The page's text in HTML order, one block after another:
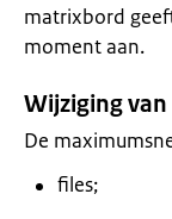
matrixbord
moment aan.
Wijziging
De
files;